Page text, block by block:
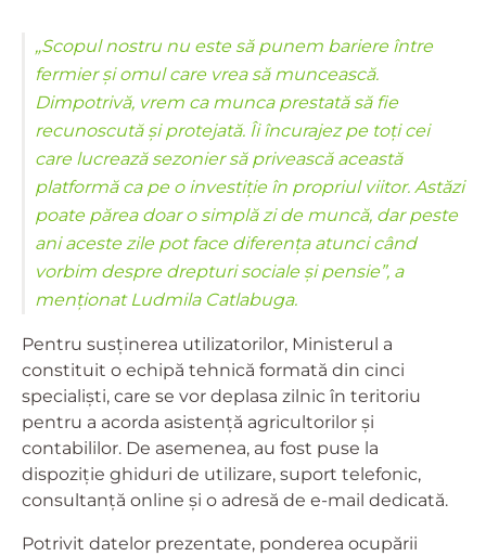
„Scopul nostru nu este să punem bariere între
fermier și omul care vrea să muncească.
Dimpotrivă, vrem ca munca prestată să fie
recunoscută și protejată. Îi încurajez pe toți cei
care lucrează sezonier să privească această
platformă ca pe o investiție în propriul viitor. Astăzi
poate părea doar o simplă zi de muncă, dar peste
ani aceste zile pot face diferența atunci când
vorbim despre drepturi sociale și pensie”, a
menționat Ludmila Catlabuga.
Pentru susținerea utilizatorilor, Ministerul a
constituit o echipă tehnică formată din cinci
specialiști, care se vor deplasa zilnic în teritoriu
pentru a acorda asistență agricultorilor și
contabililor. De asemenea, au fost puse la
dispoziție ghiduri de utilizare, suport telefonic,
consultanță online și o adresă de e-mail dedicată.
Potrivit datelor prezentate, ponderea ocupării